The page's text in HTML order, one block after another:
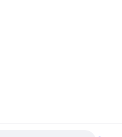
Ltd Tous les droits réservés.